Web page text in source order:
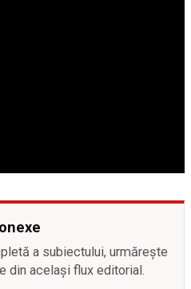
a subiectului, urmărește
din același flux editorial.